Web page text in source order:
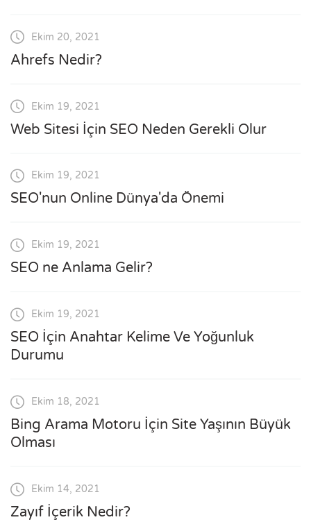
Ekim 20, 2021
Ahrefs Nedir?
Ekim 19, 2021
Web Sitesi İçin SEO Neden Gerekli Olur
Ekim 19, 2021
SEO'nun Online Dünya'da Önemi
Ekim 19, 2021
SEO ne Anlama Gelir?
Ekim 19, 2021
SEO İçin Anahtar Kelime Ve Yoğunluk
Durumu
Ekim 18, 2021
Bing Arama Motoru İçin Site Yaşının Büyük
Olması
Ekim 14, 2021
Zayıf İçerik Nedir?